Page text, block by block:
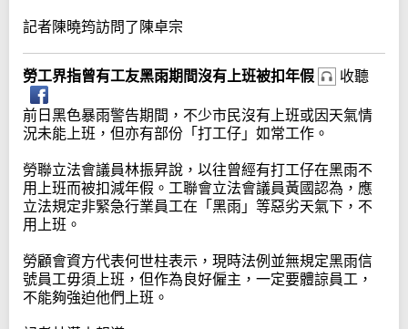
記者陳曉筠訪問了陳卓宗
勞工界指曾有工友黑雨期間沒有上班被扣年假 收聽
前日黑色暴雨警告期間，不少市民沒有上班或因天氣情
況未能上班，但亦有部份「打工仔」如常工作。
勞聯立法會議員林振昇說，以往曾經有打工仔在黑雨不
用上班而被扣減年假。工聯會立法會議員黃國認為，應
立法規定非緊急行業員工在「黑雨」等惡劣天氣下，不
用上班。
勞顧會資方代表何世柱表示，現時法例並無規定黑雨信
號員工毋須上班，但作為良好僱主，一定要體諒員工，
不能夠強迫他們上班。